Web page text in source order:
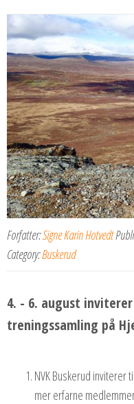
Forfatter:Signe Karin Hotvedt
Category:Buskerud
4. - 6. august
treningssamling på
NVK Buskerud inviterer
mer erfarne